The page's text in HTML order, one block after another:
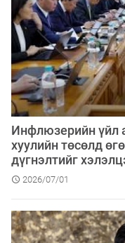
Инфлюзерийн үйл
хуулийн төсөлд
дүгнэлтийг
2026/07/01